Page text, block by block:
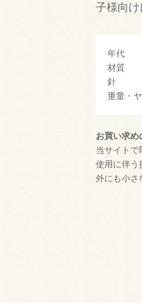
子様向け
年代
材質
針 ：
重量・
お買い求め
当サイトで
使用に伴う
外にも小さ